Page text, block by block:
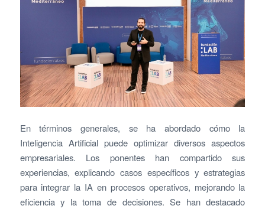
En términos generales, se ha abordado cómo la
Inteligencia Artificial puede optimizar diversos aspectos
empresariales. Los ponentes han compartido sus
experiencias, explicando casos específicos y estrategias
para integrar la IA en procesos operativos, mejorando la
eficiencia y la toma de decisiones. Se han destacado